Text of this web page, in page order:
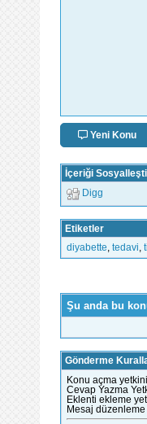
Yeni Konu
İçeriği
Digg
Etiketler
diyabette tedavi
Şu anda bu
Gönderme
Konu açma
Cevap Yazma
Eklenti ekleme
Mesaj